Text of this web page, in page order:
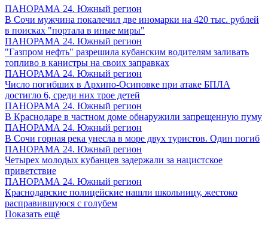
ПАНОРАМА 24. Южный регион
В Сочи мужчина покалечил две иномарки на 420 тыс. рублей
в поисках "портала в иные миры"
ПАНОРАМА 24. Южный регион
"Газпром нефть" разрешила кубанским водителям заливать
топливо в канистры на своих заправках
ПАНОРАМА 24. Южный регион
Число погибших в Архипо-Осиповке при атаке БПЛА
достигло 6, среди них трое детей
ПАНОРАМА 24. Южный регион
В Краснодаре в частном доме обнаружили запрещенную пуму
ПАНОРАМА 24. Южный регион
В Сочи горная река унесла в море двух туристов. Один погиб
ПАНОРАМА 24. Южный регион
Четырех молодых кубанцев задержали за нацистское
приветствие
ПАНОРАМА 24. Южный регион
Краснодарские полицейские нашли школьницу, жестоко
расправившуюся с голубем
Показать ещё